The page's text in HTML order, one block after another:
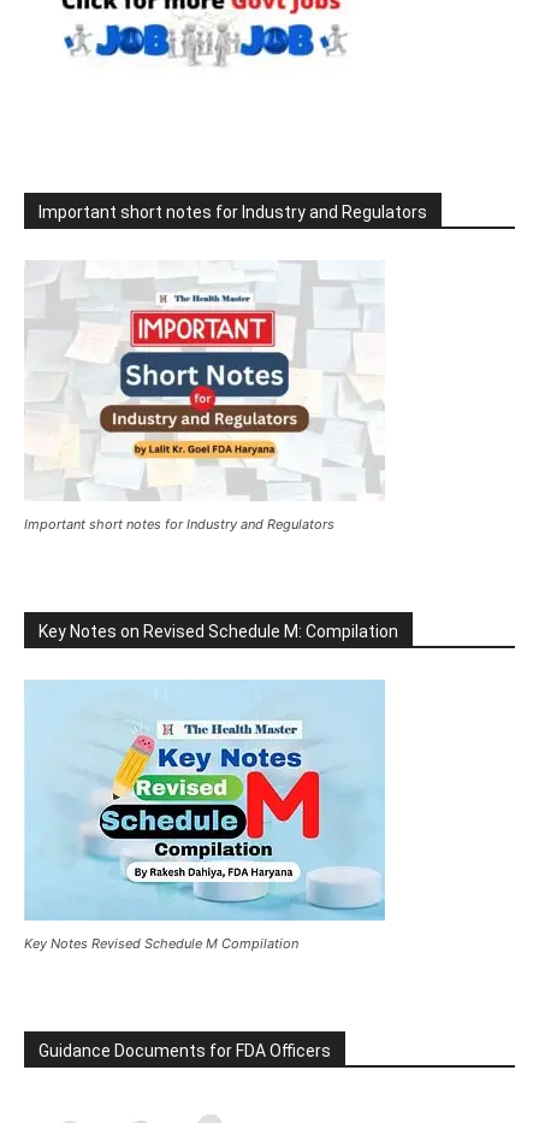
Important short notes for Industry and Regulators
Important short notes for Industry and Regulators
Key Notes on Revised Schedule M: Compilation
Key Notes Revised Schedule M Compilation
Guidance Documents for FDA Officers